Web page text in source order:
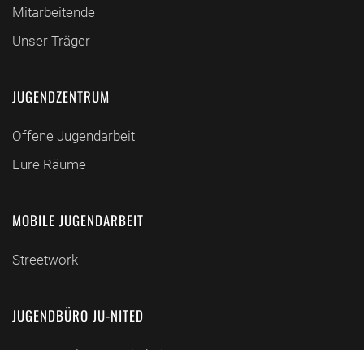
Mitarbeitende
Unser Träger
JUGENDZENTRUM
Offene Jugendarbeit
Eure Räume
MOBILE JUGENDARBEIT
Streetwork
JUGENDBÜRO JU-NITED